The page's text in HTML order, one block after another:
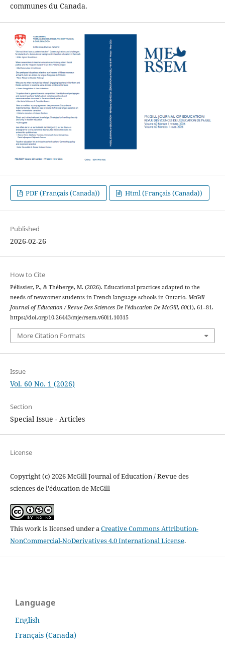
communes du Canada.
PDF (Français (Canada)) Html (Français (Canada))
Published
2026-02-26
How to Cite
Pélissier, P., & Théberge, M. (2026). Educational practices adapted to the
needs of newcomer students in French-language schools in Ontario. McGill
Journal of Education / Revue Des Sciences De l’éducation De McGill, 60(1), 61–81.
https://doi.org/10.26443/mje/rsem.v60i1.10315
More Citation Formats
Issue
Vol. 60 No. 1 (2026)
Section
Special Issue - Articles
License
Copyright (c) 2026 McGill Journal of Education / Revue des
sciences de l'éducation de McGill
This work is licensed under aCreative Commons Attribution-
NonCommercial-NoDerivatives 4.0 International License.
Language
English
Français (Canada)